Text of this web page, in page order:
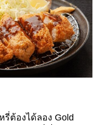
ต้องได้ลอง Gold